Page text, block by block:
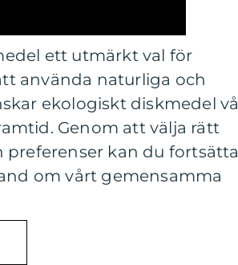
ett utmärkt val för
använda naturliga och
ekologiskt diskmedel
Genom att välja rätt
kan du fortsätta
om vårt gemensamma